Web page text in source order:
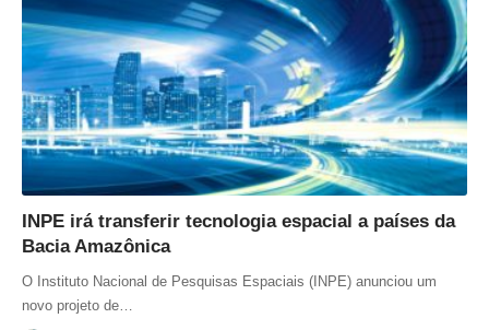
INPE irá transferir tecnologia espacial a países da
Bacia Amazônica
O Instituto Nacional de Pesquisas Espaciais (INPE) anunciou um
novo projeto de…